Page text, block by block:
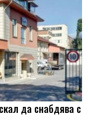
да снабдява с